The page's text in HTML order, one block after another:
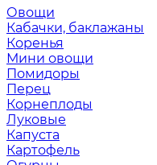
Овощи
Кабачки, баклажаны
Коренья
Мини овощи
Помидоры
Перец
Корнеплоды
Луковые
Капуста
Картофель